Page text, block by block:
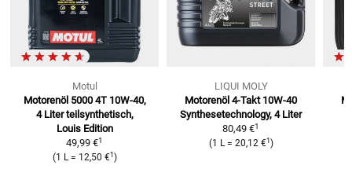
Motul
Motorenöl 5000 4T 10W-40,
4 Liter teilsynthetisch,
Louis Edition
49,99 €1
(1 L= 12,50 €1 )
LIQUI MOLY
Motorenöl 4-Takt 10W-40
Synthesetechnology, 4 Liter
80,49 €1
(1 L= 20,12 €1 )